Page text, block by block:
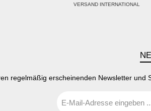
VERSAND INTERNATIONAL
regelmäßig erscheinenden Newsletter
Mail-